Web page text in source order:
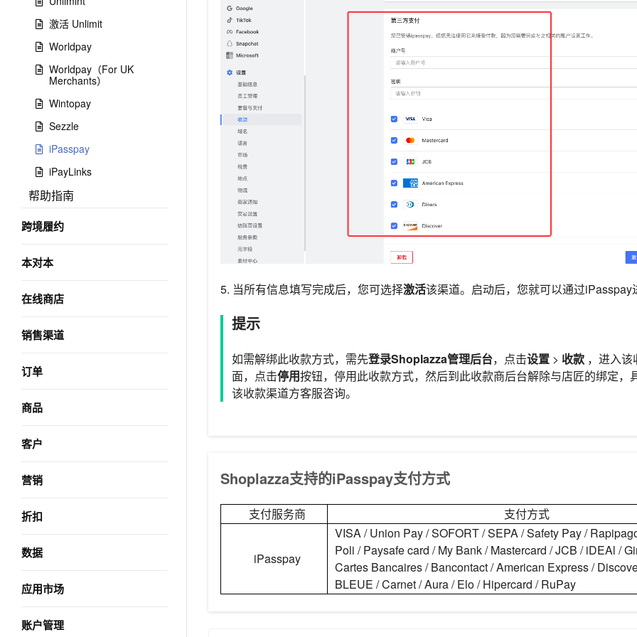
激活 Unlimit
Worldpay
Worldpay（For UK
Merchants）
Wintopay
Sezzle
iPasspay
iPayLinks
帮助指南
跨境履约
本对本
在线商店
销售渠道
订单
商品
客户
营销
折扣
数据
应用市场
账户管理
5. 当所有信息填写完成后，您可选择激活该渠道。启动后，您就可以通过iPasspay
提示
如需解绑此收款方式，需先登录Shoplazza管理后台，点击设置> 收款，进入该
面，点击停用按钮，停用此收款方式，然后到此收款商后台解除与店匠的绑定，
该收款渠道方客服咨询。
Shoplazza支持的iPasspay支付方式
支付服务商 支付方式
iPasspay
VISA / Union Pay / SOFORT / SEPA / Safety Pay /
Poli / Paysafe card / My Bank / Mastercard / JCB / iDEAl /
Cartes Bancaires / Bancontact / American Express /
BLEUE / Carnet / Aura / Elo / Hipercard / RuPay